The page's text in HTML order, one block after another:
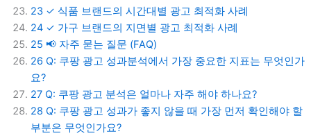
23 ✓ 식품 브랜드의 시간대별 광고 최적화 사례
24 ✓ 가구 브랜드의 지면별 광고 최적화 사례
25 📢 자주 묻는 질문 (FAQ)
26 Q: 쿠팡 광고 성과분석에서 가장 중요한 지표는 무엇인가
요?
27 Q: 쿠팡 광고 분석은 얼마나 자주 해야 하나요?
28 Q: 쿠팡 광고 성과가 좋지 않을 때 가장 먼저 확인해야 할
부분은 무엇인가요?